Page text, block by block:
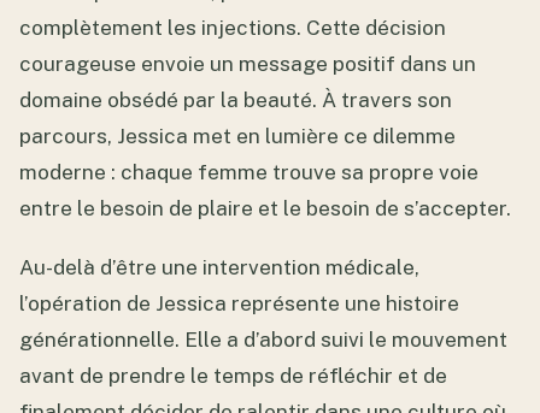
complètement les injections. Cette décision
courageuse envoie un message positif dans un
domaine obsédé par la beauté. À travers son
parcours, Jessica met en lumière ce dilemme
moderne : chaque femme trouve sa propre voie
entre le besoin de plaire et le besoin de s’accepter.
Au-delà d’être une intervention médicale,
l’opération de Jessica représente une histoire
générationnelle. Elle a d’abord suivi le mouvement
avant de prendre le temps de réfléchir et de